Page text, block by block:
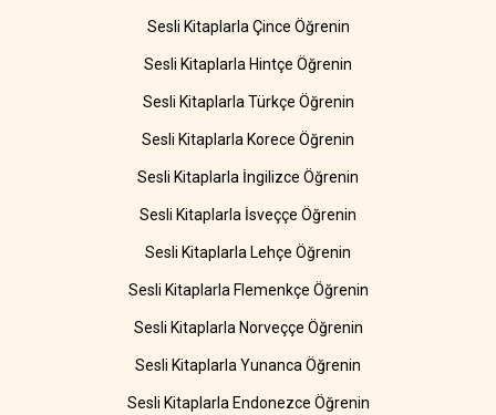
Sesli Kitaplarla Çince Öğrenin
Sesli Kitaplarla Hintçe Öğrenin
Sesli Kitaplarla Türkçe Öğrenin
Sesli Kitaplarla Korece Öğrenin
Sesli Kitaplarla İngilizce Öğrenin
Sesli Kitaplarla İsveççe Öğrenin
Sesli Kitaplarla Lehçe Öğrenin
Sesli Kitaplarla Flemenkçe Öğrenin
Sesli Kitaplarla Norveççe Öğrenin
Sesli Kitaplarla Yunanca Öğrenin
Sesli Kitaplarla Endonezce Öğrenin